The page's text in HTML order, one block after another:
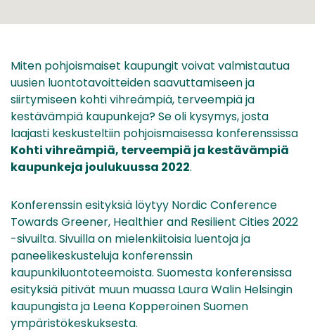
Miten pohjoismaiset kaupungit voivat valmistautua
uusien luontotavoitteiden saavuttamiseen ja
siirtymiseen kohti vihreämpiä, terveempiä ja
kestävämpiä kaupunkeja? Se oli kysymys, josta
laajasti keskusteltiin pohjoismaisessa konferenssissa
Kohti vihreämpiä, terveempiä ja kestävämpiä
kaupunkeja joulukuussa 2022.
Konferenssin esityksiä löytyy Nordic Conference
Towards Greener, Healthier and Resilient Cities 2022
-sivuilta. Sivuilla on mielenkiitoisia luentoja ja
paneelikeskusteluja konferenssin
kaupunkiluontoteemoista. Suomesta konferensissa
esityksiä pitivät muun muassa Laura Walin Helsingin
kaupungista ja Leena Kopperoinen Suomen
ympäristökeskuksesta.